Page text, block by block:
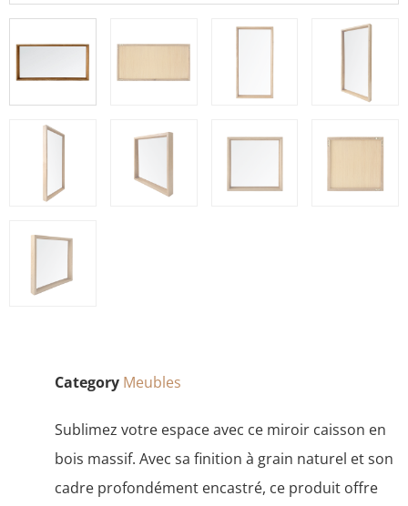
Category Meubles
Sublimez votre espace avec ce miroir caisson en
bois massif. Avec sa finition à grain naturel et son
cadre profondément encastré, ce produit offre